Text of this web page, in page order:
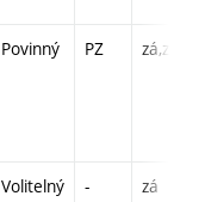
Povinný PZ zá,zk
Volitelný - zá